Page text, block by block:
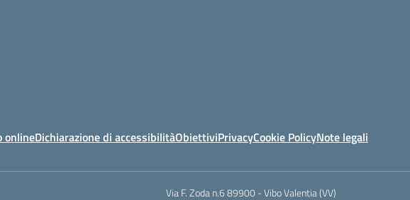
onlineDichiarazione di accessibilitàObiettiviPrivacyCookie PolicyNote legali
Via F. Zoda n.6 89900 - Vibo Valentia (VV)